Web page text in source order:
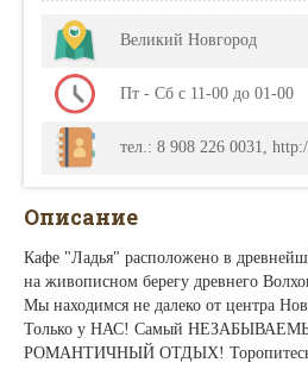
Великий Новгород
Пт - Сб с 11-00 до 01-00
тел.: 8 908 226 0031,
Описание
Кафе "Ладья" расположено в
на живописном берегу древнего
Мы находимся не далеко от центра
Только у НАС! Самый
РОМАНТИЧНЫЙ ОТДЫХ! Торопитесь,